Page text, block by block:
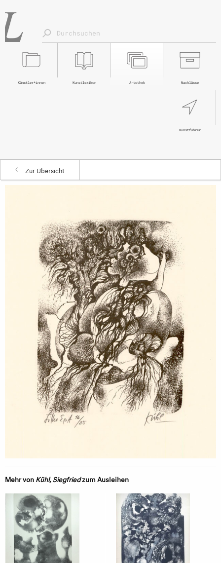
Nachlässe
Artothek
Kunstlexikon
Künstler*innen
Kunstführer
Zur Übersicht
Mehr vonKühl, Siegfriedzum Ausleihen